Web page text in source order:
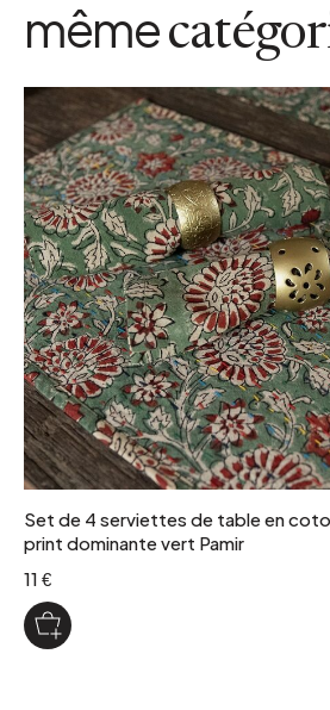
même
Set de 4 serviettes de table en
print dominante vert Pamir
11 €